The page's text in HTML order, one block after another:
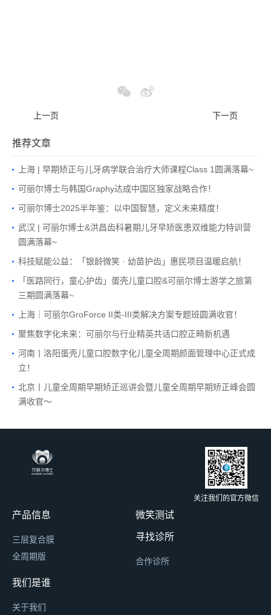
上一页 下一页
推荐文章
上海 | 早期矫正与儿牙病学联合治疗大师课程Class 1圆满落幕~
可丽尔博士与韩国Graphy达成中国区独家战略合作！
可丽尔博士2025半年鉴：以中国智慧，定义未来精度！
武汉 | 可丽尔博士&洪昌齿科暑期儿牙早矫医患双维能力特训营
圆满落幕~
科技赋能公益：「银龄微笑 · 幼苗护齿」惠民项目温暖启航！
「医路同行，童心护齿」蛋壳儿童口腔&可丽尔博士游学之旅第
三期圆满落幕~
上海｜可丽尔GroForce II类-III类解决方案专题班圆满收官！
聚焦数字化未来：可丽尔与行业精英共话口腔正畸新机遇
河南丨洛阳蛋壳儿童口腔数字化儿童全周期颜面管理中心正式成
立！
北京丨儿童全周期早期矫正巡讲会暨儿童全周期早期矫正峰会圆
满收官～
产品信息
三层复合膜
全周期版
微笑测试
寻找诊所
合作诊所
我们是谁
关于我们
关注我们的官方微信